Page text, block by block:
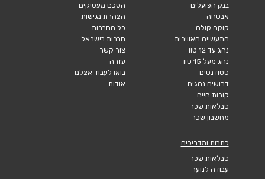
בנק הפועלים
אבטחה
קוקה קולה
התעשייה האווירית
נהג עד 12 טון
נהג מעל 15 טון
סטודנטים
דרושים נהגים
קורות חיים
טבלאות שכר
מחשבון שכר
הסכם מעסיקים
הצהרת נגישות
כל החברות
חברות בישראל
צור קשר
עזרה
בואו לעבוד אצלנו
אודות
כתבות ומדריכים
טבלאות שכר
עבודה לנוער